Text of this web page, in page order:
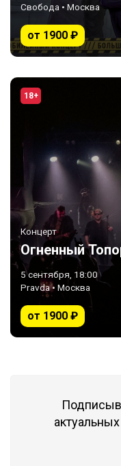
Свобода • Москва
от 1900 ₽
18+
Концерт
Огненный
5 сентября, 18:00
Pravda • Москва
от 1900 ₽